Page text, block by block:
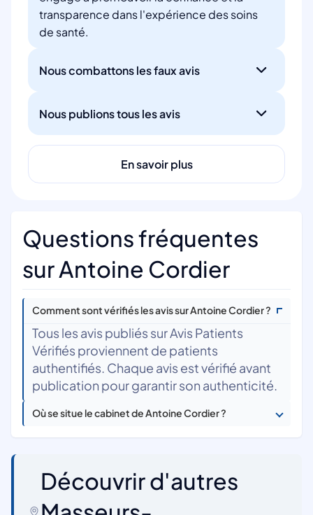
transparence dans l'expérience des soins
de santé.
Nous combattons les faux avis
Nous publions tous les avis
En savoir plus
Questions fréquentes
sur Antoine Cordier
Comment sont vérifiés les avis sur Antoine Cordier ?
Tous les avis publiés sur Avis Patients
Vérifiés proviennent de patients
authentifiés. Chaque avis est vérifié avant
publication pour garantir son authenticité.
Où se situe le cabinet de Antoine Cordier ?
Découvrir d'autres